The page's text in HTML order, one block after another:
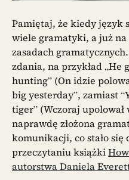
Pamiętaj, że kiedy język
wiele gramatyki, a już na
zasadach
zdania, na przykład „He
hunting” (On idzie
big yesterday”, zamiast
tiger” (Wczoraj
naprawdę złożona
komunikacji, co stało
przeczytaniu książki
autorstwa Daniela